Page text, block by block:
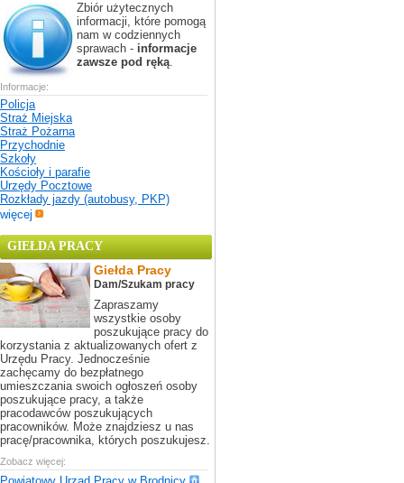
Zbiór użytecznych
informacji, które pomogą
nam w codziennych
sprawach - informacje
zawsze pod ręką.
Informacje:
Policja
Straż Miejska
Straż Pożarna
Przychodnie
Szkoły
Kościoły i parafie
Urzędy Pocztowe
Rozkłady jazdy (autobusy, PKP)
więcej
GIEŁDA PRACY
Giełda Pracy
Dam/Szukam pracy
Zapraszamy
wszystkie osoby
poszukujące pracy do
korzystania z aktualizowanych ofert z
Urzędu Pracy. Jednocześnie
zachęcamy do bezpłatnego
umieszczania swoich ogłoszeń osoby
poszukujące pracy, a także
pracodawców poszukujących
pracowników. Może znajdziesz u nas
pracę/pracownika, których poszukujesz.
Zobacz więcej: